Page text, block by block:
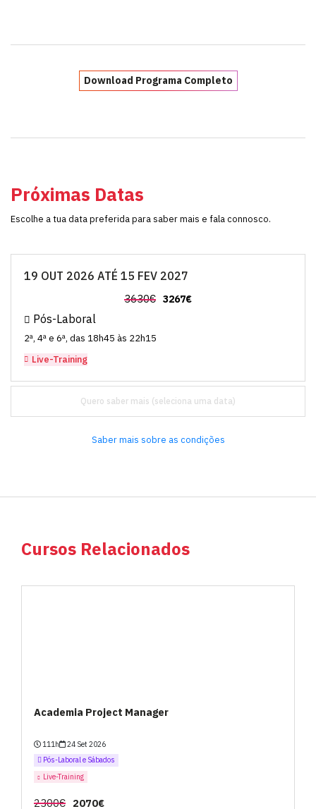
Download Programa Completo
Próximas Datas
Escolhe a tua data preferida para saber mais e fala connosco.
19 OUT 2026 ATÉ 15 FEV 2027
3630€ 3267€
Pós-Laboral
2ª, 4ª e 6ª, das 18h45 às 22h15
Live-Training
Quero saber mais
Saber mais sobre as condições
Cursos Relacionados
Academia Project Manager
111h
24 Set 2026
Pós-Laboral e Sábados
Live-Training
2300€ 2070€